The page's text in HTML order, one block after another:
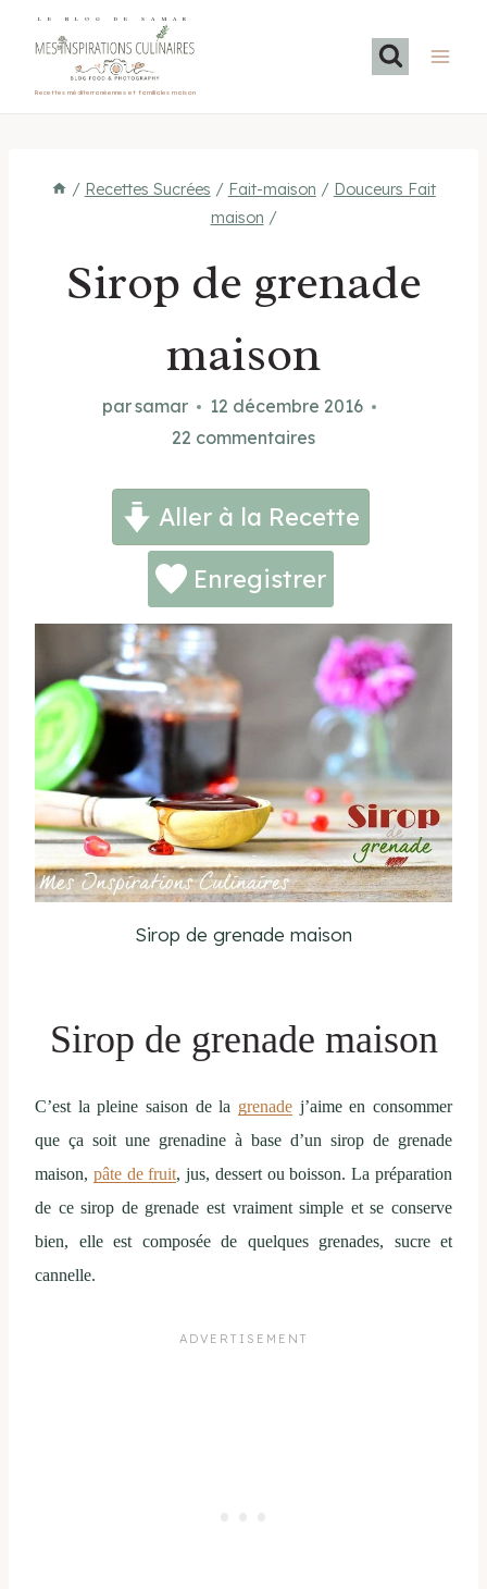
LE BLOG DE SAMAR
Recettes méditerranéennes et familiales maison
/ Recettes Sucrées / Fait-maison / Douceurs Fait
maison /
Sirop de grenade
maison
parsamar
12 décembre 2016
22 commentaires
Aller à la Recette
Enregistrer
Sirop de grenade maison
Sirop de grenade maison
C’est la pleine saison de la grenade j’aime en consommer
que ça soit une grenadine à base d’un sirop de grenade
maison, pâte de fruit, jus, dessert ou boisson. La préparation
de ce sirop de grenade est vraiment simple et se conserve
bien, elle est composée de quelques grenades, sucre et
cannelle.